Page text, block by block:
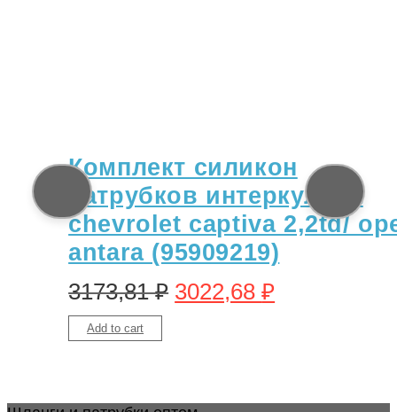
Комплект силикон
патрубков интеркулера
chevrolet captiva 2,2td/
antara (95909219)
3173,81₽ 3022,68₽
Add to cart